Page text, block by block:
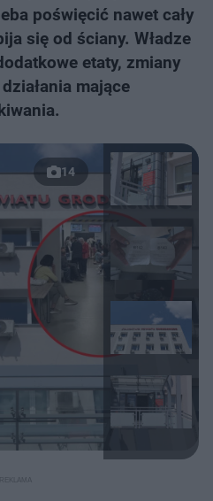
poświęcić nawet cały
się od ściany. Władze
etaty, zmiany
mające
14